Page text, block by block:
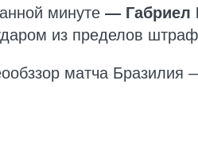
минуте — Габриел
из пределов
матча Бразилия